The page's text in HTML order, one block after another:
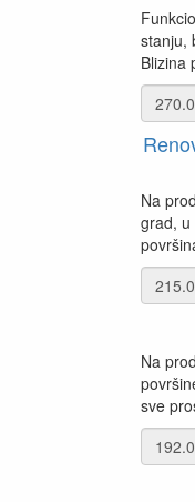
stanju,
Blizina
Na
grad, u
Na
sve